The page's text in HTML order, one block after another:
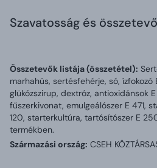
Szavatosság és
Összetevők listája (összetétel):
marhahús, sertésfehérje, só, ízfokozó
glükózszirup, dextróz, antioxidánsok E
fűszerkivonat, emulgeálószer E 471,
120, starterkultúra, tartósítószer E
termékben.
Származási ország: CSEH